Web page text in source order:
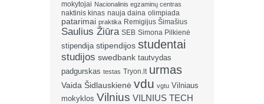
mokytojai Nacionalinis egzaminų centras
naktinis kinas nauja daina olimpiada
patarimai praktika Remigijus Šimašius
Saulius Žiūra SEB Simona Pilkienė
stipendija stipendijos studentai
studijos swedbank tautvydas
padgurskas testas Tryon.lt urmas
Vaida Šidlauskienė vdu vgtu Vilniaus
mokyklos Vilnius VILNIUS TECH